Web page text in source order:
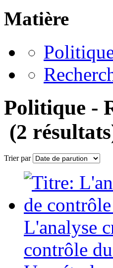
Matière
Politique -
(2
Trier par
L'analyse
contrôle
Une étude